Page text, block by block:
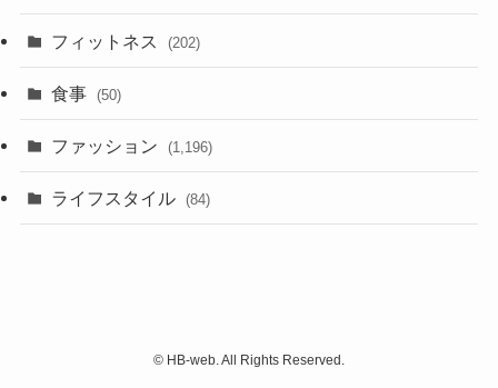
フィットネス (202)
食事 (50)
ファッション (1,196)
ライフスタイル (84)
© HB-web. All Rights Reserved.